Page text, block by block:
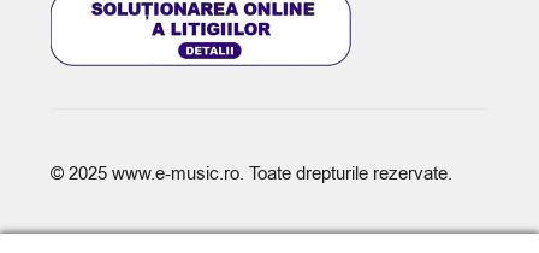
© 2025 www.e-music.ro. Toate drepturile rezervate.